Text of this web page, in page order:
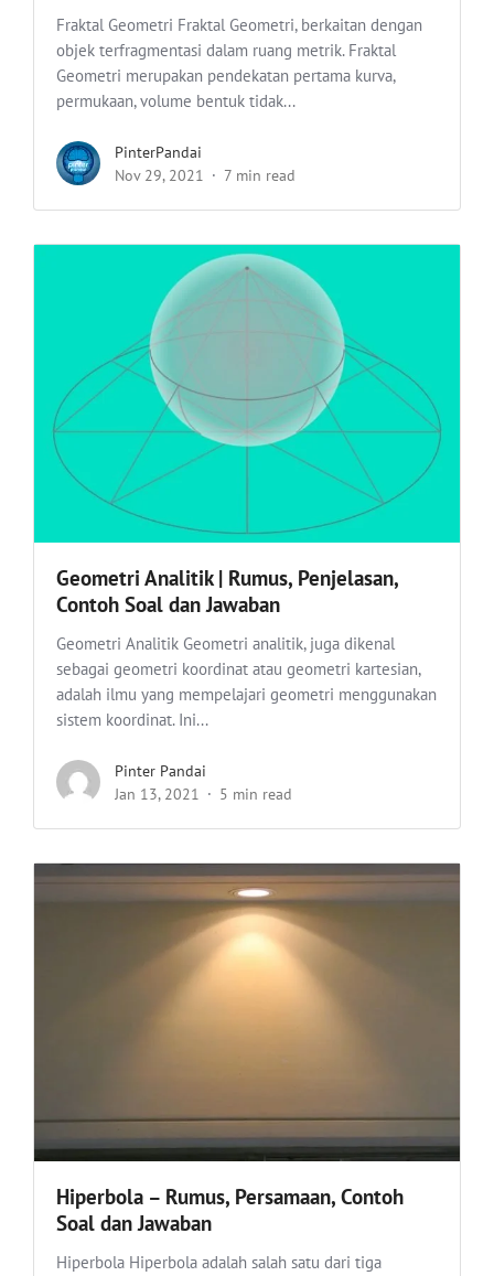
Fraktal Geometri Fraktal Geometri, berkaitan dengan
objek terfragmentasi dalam ruang metrik. Fraktal
Geometri merupakan pendekatan pertama kurva,
permukaan, volume bentuk tidak...
PinterPandai
Nov 29, 2021
7 min read
Geometri Analitik | Rumus, Penjelasan,
Contoh Soal dan Jawaban
Geometri Analitik Geometri analitik, juga dikenal
sebagai geometri koordinat atau geometri kartesian,
adalah ilmu yang mempelajari geometri menggunakan
sistem koordinat. Ini...
Pinter Pandai
Jan 13, 2021
5 min read
Hiperbola – Rumus, Persamaan, Contoh
Soal dan Jawaban
Hiperbola Hiperbola adalah salah satu dari tiga